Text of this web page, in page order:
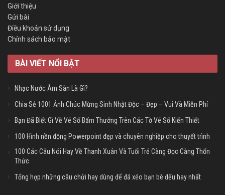
Giới thiệu
Gửi bài
Điều khoản sử dụng
Chính sách bảo mật
BÀI VIẾT NỔI BẬT
Nhạc Nước Âm Sàn Là Gì?
Chia Sẻ 1001 Ảnh Chúc Mừng Sinh Nhật Độc – Đẹp – Vui Và Miễn Phí
Bạn Đã Biết Gì Về Vé Số Bấm Thưởng Trên Các Tờ Vé Số Kiến Thiết
100 Hình nền động Powerpoint đẹp và chuyên nghiệp cho thuyết trình
100 Các Câu Nói Hay Về Thanh Xuân Và Tuổi Trẻ Càng Đọc Càng Thổn
Thức
Tổng hợp những câu chửi hay dùng để đá xéo bạn bè đểu hay nhất